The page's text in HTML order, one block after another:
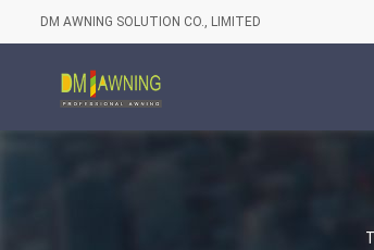
DM AWNING SOLUTION CO., LIMITED